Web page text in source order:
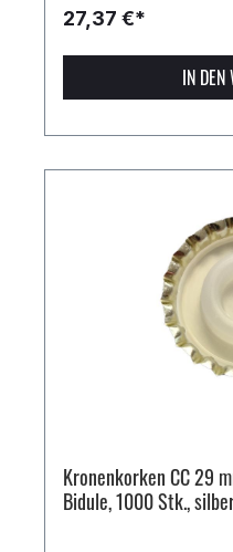
27,37 €*
IN DEN
Kronenkorken CC 29
Bidule, 1000 Stk.,